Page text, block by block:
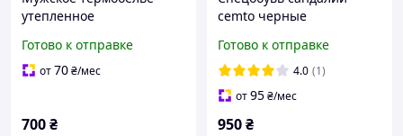
утепленное
Готово к отправке
от70₴/мес
700₴
cemto черные
Готово к отправке
4.0 (1)
от95₴/мес
950₴